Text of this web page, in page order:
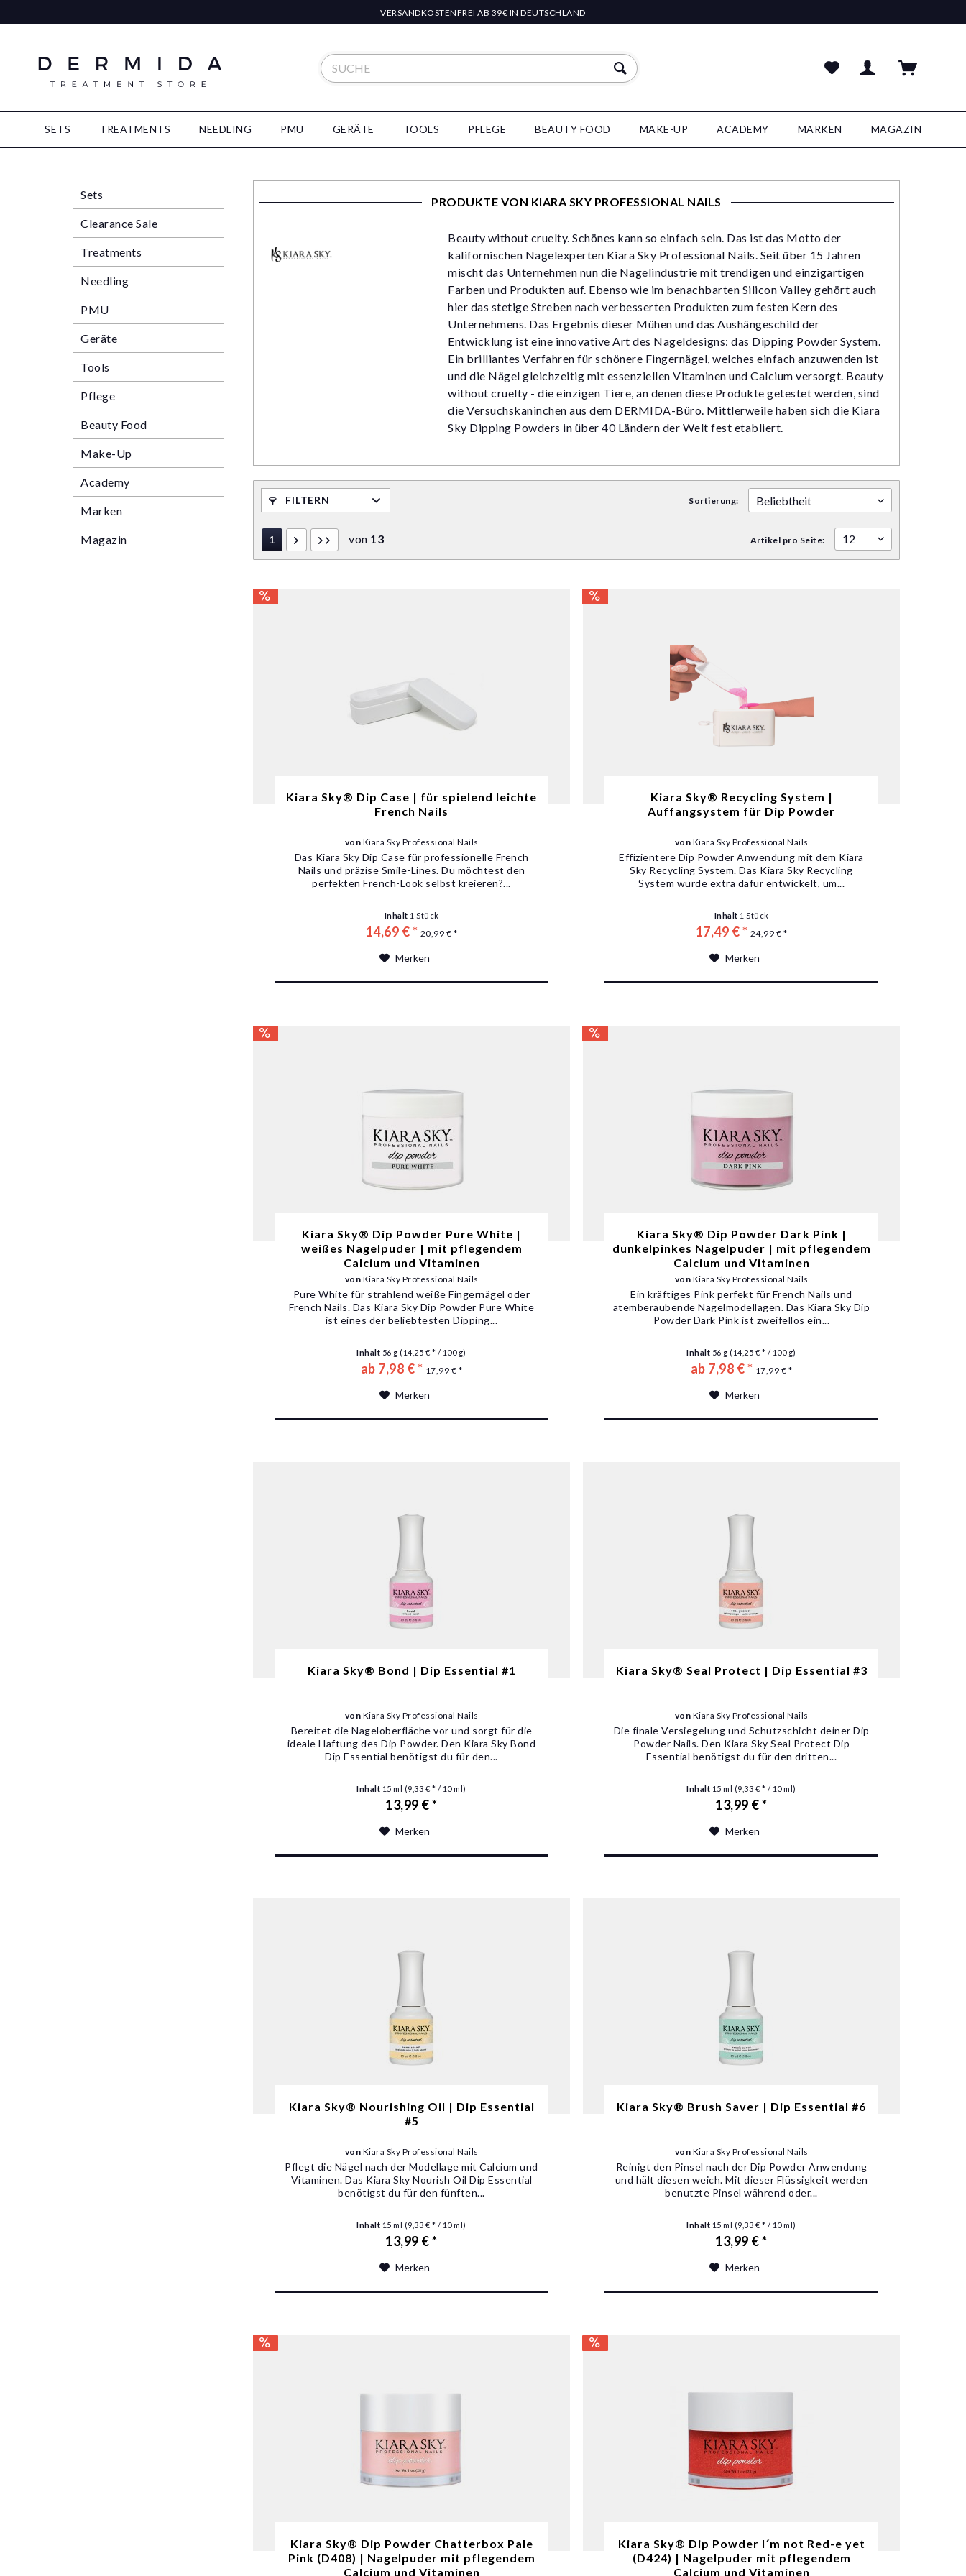
VERSANDKOSTENFREI AB 39€ IN DEUTSCHLAND
SETS TREATMENTS NEEDLING PMU GERÄTE TOOLS PFLEGE BEAUTY FOOD MAKE-UP ACADEMY MARKEN MAGAZIN
Sets
Clearance Sale
Treatments
Needling
PMU
Geräte
Tools
Pflege
Beauty Food
Make-Up
Academy
Marken
Magazin
PRODUKTE VON KIARA SKY PROFESSIONAL NAILS
Beauty without cruelty. Schönes kann so einfach sein. Das ist das Motto der
kalifornischen Nagelexperten Kiara Sky Professional Nails. Seit über 15 Jahren
mischt das Unternehmen nun die Nagelindustrie mit trendigen und einzigartigen
Farben und Produkten auf. Ebenso wie im benachbarten Silicon Valley gehört auch
hier das stetige Streben nach verbesserten Produkten zum festen Kern des
Unternehmens. Das Ergebnis dieser Mühen und das Aushängeschild der
Entwicklung ist eine innovative Art des Nageldesigns: das Dipping Powder System.
Ein brilliantes Verfahren für schönere Fingernägel, welches einfach anzuwenden ist
und die Nägel gleichzeitig mit essenziellen Vitaminen und Calcium versorgt. Beauty
without cruelty - die einzigen Tiere, an denen diese Produkte getestet werden, sind
die Versuchskaninchen aus dem DERMIDA-Büro. Mittlerweile haben sich die Kiara
Sky Dipping Powders in über 40 Ländern der Welt fest etabliert.
FILTERN Sortierung:
1 von 13 Artikel pro Seite:
Kiara Sky® Dip Case | für spielend leichte
French Nails
von Kiara Sky Professional Nails
Das Kiara Sky Dip Case für professionelle French
Nails und präzise Smile-Lines. Du möchtest den
perfekten French-Look selbst kreieren?...
Inhalt 1 Stück
14,69 € * 20,99 € *
Merken
Kiara Sky® Recycling System |
Auffangsystem für Dip Powder
von Kiara Sky Professional Nails
Effizientere Dip Powder Anwendung mit dem Kiara
Sky Recycling System. Das Kiara Sky Recycling
System wurde extra dafür entwickelt, um...
Inhalt 1 Stück
17,49 € * 24,99 € *
Merken
Kiara Sky® Dip Powder Pure White |
weißes Nagelpuder | mit pflegendem
Calcium und Vitaminen
von Kiara Sky Professional Nails
Pure White für strahlend weiße Fingernägel oder
French Nails. Das Kiara Sky Dip Powder Pure White
ist eines der beliebtesten Dipping...
Inhalt 56 g (14,25 € * / 100 g)
ab 7,98 € * 17,99 € *
Merken
Kiara Sky® Dip Powder Dark Pink |
dunkelpinkes Nagelpuder | mit pflegendem
Calcium und Vitaminen
von Kiara Sky Professional Nails
Ein kräftiges Pink perfekt für French Nails und
atemberaubende Nagelmodellagen. Das Kiara Sky Dip
Powder Dark Pink ist zweifellos ein...
Inhalt 56 g (14,25 € * / 100 g)
ab 7,98 € * 17,99 € *
Merken
Kiara Sky® Bond | Dip Essential #1
von Kiara Sky Professional Nails
Bereitet die Nageloberfläche vor und sorgt für die
ideale Haftung des Dip Powder. Den Kiara Sky Bond
Dip Essential benötigst du für den...
Inhalt 15 ml (9,33 € * / 10 ml)
13,99 € *
Merken
Kiara Sky® Seal Protect | Dip Essential #3
von Kiara Sky Professional Nails
Die finale Versiegelung und Schutzschicht deiner Dip
Powder Nails. Den Kiara Sky Seal Protect Dip
Essential benötigst du für den dritten...
Inhalt 15 ml (9,33 € * / 10 ml)
13,99 € *
Merken
Kiara Sky® Nourishing Oil | Dip Essential
#5
von Kiara Sky Professional Nails
Pflegt die Nägel nach der Modellage mit Calcium und
Vitaminen. Das Kiara Sky Nourish Oil Dip Essential
benötigst du für den fünften...
Inhalt 15 ml (9,33 € * / 10 ml)
13,99 € *
Merken
Kiara Sky® Brush Saver | Dip Essential #6
von Kiara Sky Professional Nails
Reinigt den Pinsel nach der Dip Powder Anwendung
und hält diesen weich. Mit dieser Flüssigkeit werden
benutzte Pinsel während oder...
Inhalt 15 ml (9,33 € * / 10 ml)
13,99 € *
Merken
Kiara Sky® Dip Powder Chatterbox Pale
Pink (D408) | Nagelpuder mit pflegendem
Calcium und Vitaminen
Kiara Sky® Dip Powder I´m not Red-e yet
(D424) | Nagelpuder mit pflegendem
Calcium und Vitaminen